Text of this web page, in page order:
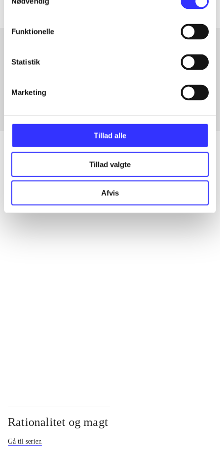
Funktionelle
Statistik
Marketing
Tillad alle
Tillad valgte
Afvis
Artikler med samme emner
Artikler
Alle registrerede artikler fordelt på udgivelser
Rationalitet og magt
Gå til serien